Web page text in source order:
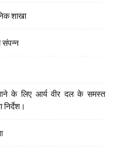
शाखा
संपन्न
के लिए आर्य वीर दल के समस्त